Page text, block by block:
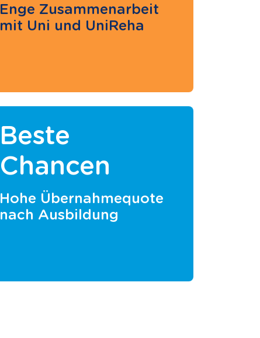
Enge Zusammenarbeit
mit Uni und UniReha
Beste
Chancen
Hohe Übernahmequote
nach Ausbildung